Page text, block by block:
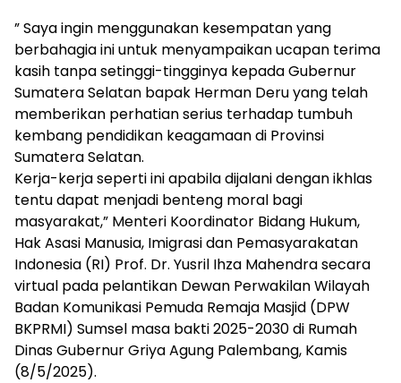
” Saya ingin menggunakan kesempatan yang
berbahagia ini untuk menyampaikan ucapan terima
kasih tanpa setinggi-tingginya kepada Gubernur
Sumatera Selatan bapak Herman Deru yang telah
memberikan perhatian serius terhadap tumbuh
kembang pendidikan keagamaan di Provinsi
Sumatera Selatan.
Kerja-kerja seperti ini apabila dijalani dengan ikhlas
tentu dapat menjadi benteng moral bagi
masyarakat,” Menteri Koordinator Bidang Hukum,
Hak Asasi Manusia, Imigrasi dan Pemasyarakatan
Indonesia (RI) Prof. Dr. Yusril Ihza Mahendra secara
virtual pada pelantikan Dewan Perwakilan Wilayah
Badan Komunikasi Pemuda Remaja Masjid (DPW
BKPRMI) Sumsel masa bakti 2025-2030 di Rumah
Dinas Gubernur Griya Agung Palembang, Kamis
(8/5/2025).